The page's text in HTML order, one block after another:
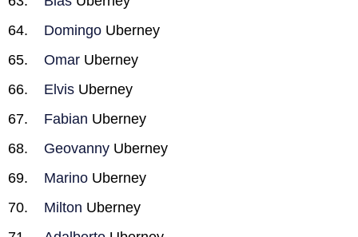
Domingo Uberney
Omar Uberney
Elvis Uberney
Fabian Uberney
Geovanny Uberney
Marino Uberney
Milton Uberney